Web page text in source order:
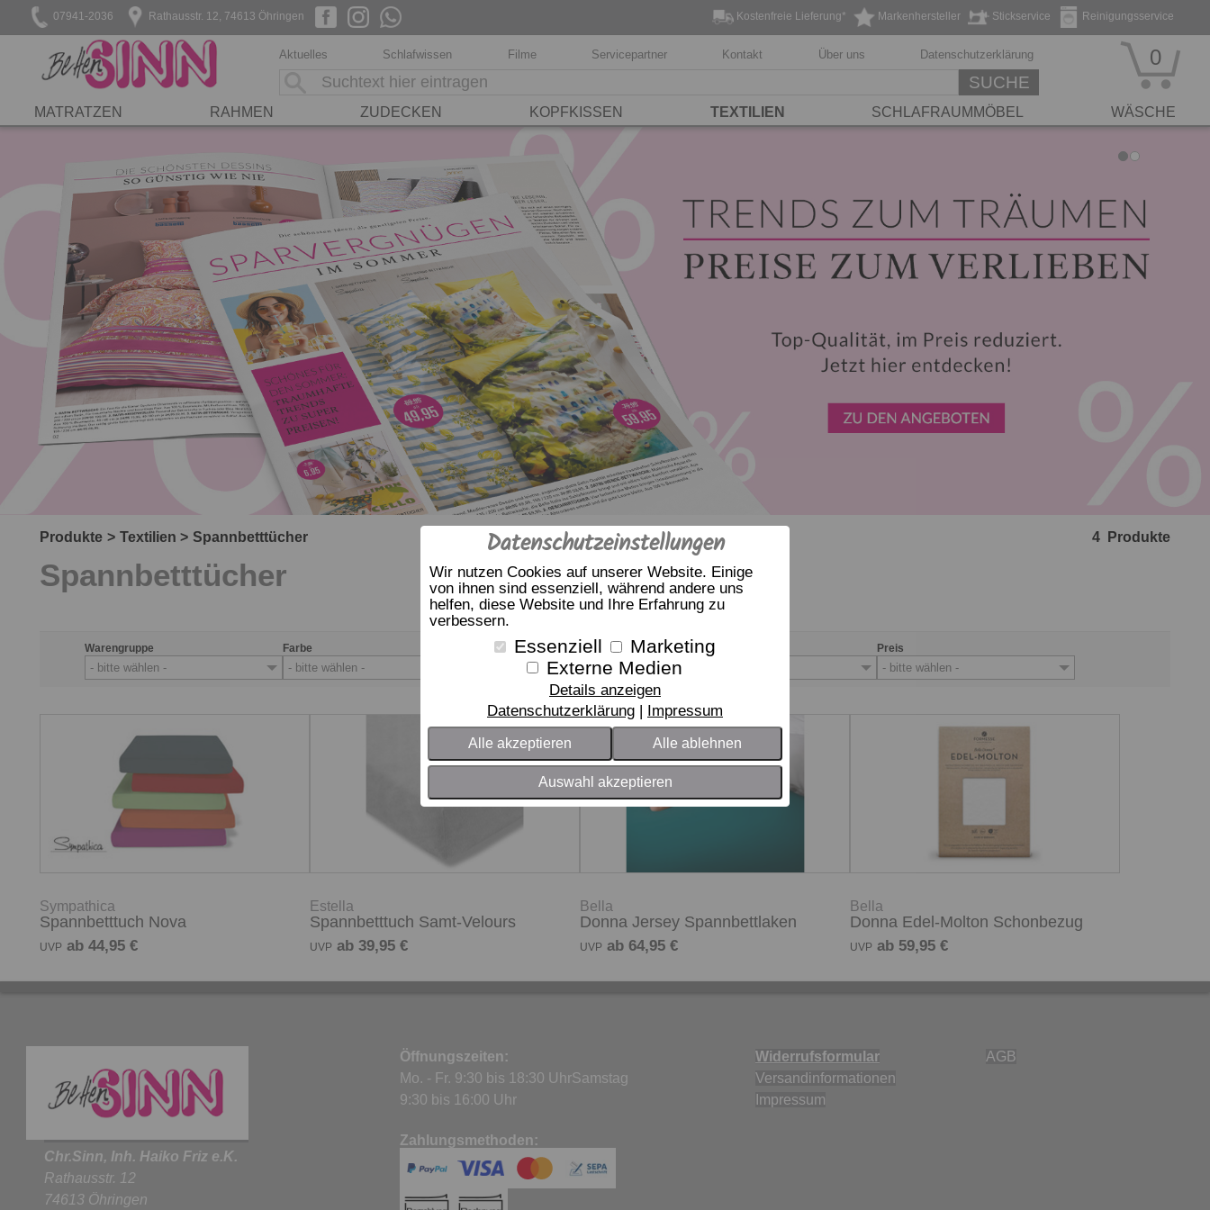
Datenschutzeinstellungen
Wir nutzen Cookies auf unserer Website. Einige
von ihnen sind essenziell, während andere uns
helfen, diese Website und Ihre Erfahrung zu
verbessern.
Essenziell
Marketing
Externe Medien
Details anzeigen
Datenschutzerklärung
Impressum
Alle akzeptieren Alle ablehnen
Auswahl akzeptieren
07941-2036 Rathausstr. 12, 74613 Öhringen Reinigungsservice
Stickservice
Markenhersteller
Kostenfreie Lieferung*
Aktuelles Schlafwissen Filme Servicepartner Kontakt Über uns Datenschutzerklärung
SUCHE
0
MATRATZEN RAHMEN ZUDECKEN KOPFKISSEN TEXTILIEN SCHLAFRAUMMÖBEL WÄSCHE
Produkte Textilien Spannbetttücher 4 Produkte
Spannbetttücher
Warengruppe
- bitte wählen -
Farbe
- bitte wählen -
Größe
- bitte wählen -
Sortierung nach Preis
- bitte wählen -
Sympathica
Spannbetttuch Nova
UVP ab 44,95 €
Estella
Spannbetttuch Samt-Velours
UVP ab 39,95 €
Bella
Donna Jersey Spannbettlaken
UVP ab 64,95 €
Bella
Donna Edel-Molton Schonbezug
UVP ab 59,95 €
Chr.Sinn, Inh. Haiko Friz e.K.
Rathausstr. 12
74613 Öhringen
Öffnungszeiten:
Mo. - Fr. 9:30 bis 18:30 UhrSamstag
9:30 bis 16:00 Uhr
Zahlungsmethoden:
Widerrufsformular
Versandinformationen
Impressum
AGB